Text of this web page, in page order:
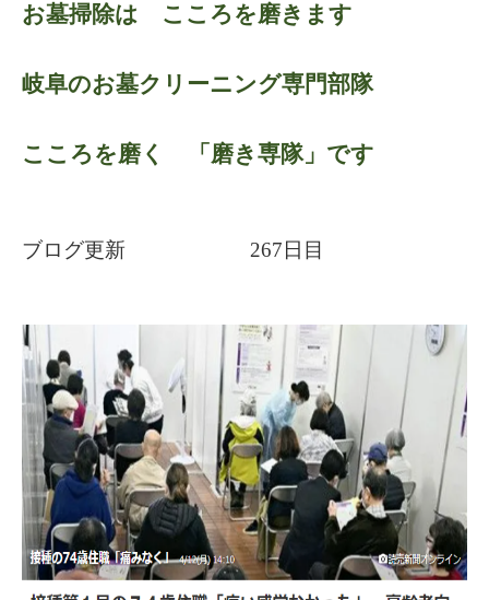
お墓掃除は こころを磨きます
岐阜のお墓クリーニング専門部隊
こころを磨く 「磨き専隊」です
ブログ更新 267日目